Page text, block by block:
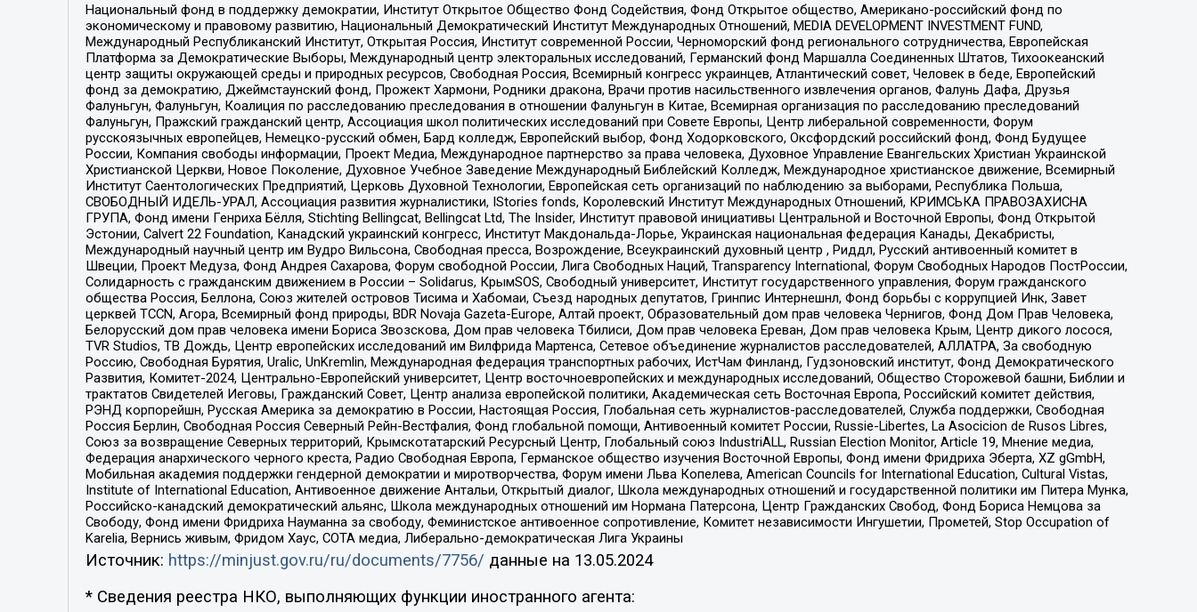
Национальный фонд в поддержку демократии, Институт Открытое Общество Фонд Содействия, Фонд Открытое общество, Американо-российский фонд по
экономическому и правовому развитию, Национальный Демократический Институт Международных Отношений, MEDIA DEVELOPMENT INVESTMENT FUND,
Международный Республиканский Институт, Открытая Россия, Институт современной России, Черноморский фонд регионального сотрудничества, Европейская
Платформа за Демократические Выборы, Международный центр электоральных исследований, Германский фонд Маршалла Соединенных Штатов, Тихоокеанский
центр защиты окружающей среды и природных ресурсов, Свободная Россия, Всемирный конгресс украинцев, Атлантический совет, Человек в беде, Европейский
фонд за демократию, Джеймстаунский фонд, Прожект Хармони, Родники дракона, Врачи против насильственного извлечения органов, Фалунь Дафа, Друзья
Фалуньгун, Фалуньгун, Коалиция по расследованию преследования в отношении Фалуньгун в Китае, Всемирная организация по расследованию преследований
Фалуньгун, Пражский гражданский центр, Ассоциация школ политических исследований при Совете Европы, Центр либеральной современности, Форум
русскоязычных европейцев, Немецко-русский обмен, Бард колледж, Европейский выбор, Фонд Ходорковского, Оксфордский российский фонд, Фонд Будущее
России, Компания свободы информации, Проект Медиа, Международное партнерство за права человека, Духовное Управление Евангельских Христиан Украинской
Христианской Церкви, Новое Поколение, Духовное Учебное Заведение Международный Библейский Колледж, Международное христианское движение, Всемирный
Институт Саентологических Предприятий, Церковь Духовной Технологии, Европейская сеть организаций по наблюдению за выборами, Республика Польша,
СВОБОДНЫЙ ИДЕЛЬ-УРАЛ, Ассоциация развития журналистики, IStories fonds, Королевский Институт Международных Отношений, КРИМСЬКА ПРАВОЗАХИСНА
ГРУПА, Фонд имени Генриха Бёлля, Stichting Bellingcat, Bellingcat Ltd, The Insider, Институт правовой инициативы Центральной и Восточной Европы, Фонд Открытой
Эстонии, Calvert 22 Foundation, Канадский украинский конгресс, Институт Макдональда-Лорье, Украинская национальная федерация Канады, Декабристы,
Международный научный центр им Вудро Вильсона, Свободная пресса, Возрождение, Всеукраинский духовный центр , Риддл, Русский антивоенный комитет в
Швеции, Проект Медуза, Фонд Андрея Сахарова, Форум свободной России, Лига Свободных Наций, Transparеncy International, Форум Свободных Народов ПостРоссии,
Солидарность с гражданским движением в России – Solidarus, КрымSOS, Свободный университет, Институт государственного управления, Форум гражданского
общества Россия, Беллона, Союз жителей островов Тисима и Хабомаи, Съезд народных депутатов, Гринпис Интернешнл, Фонд борьбы с коррупцией Инк, Завет
церквей TCCN, Агора, Всемирный фонд природы, BDR Novaja Gazeta-Europe, Алтай проект, Образовательный дом прав человека Чернигов, Фонд Дом Прав Человека,
Белорусский дом прав человека имени Бориса Звозскова, Дом прав человека Тбилиси, Дом прав человека Ереван, Дом прав человека Крым, Центр дикого лосося,
TVR Studios, ТВ Дождь, Центр европейских исследований им Вилфрида Мартенса, Сетевое объединение журналистов расследователей, АЛЛАТРА, За свободную
Россию, Свободная Бурятия, Uralic, UnKremlin, Международная федерация транспортных рабочих, ИстЧам Финланд, Гудзоновский институт, Фонд Демократического
Развития, Комитет-2024, Центрально-Европейский университет, Центр восточноевропейских и международных исследований, Общество Сторожевой башни, Библии и
трактатов Свидетелей Иеговы, Гражданский Совет, Центр анализа европейской политики, Академическая сеть Восточная Европа, Российский комитет действия,
РЭНД корпорейшн, Русская Америка за демократию в России, Настоящая Россия, Глобальная сеть журналистов-расследователей, Служба поддержки, Свободная
Россия Берлин, Свободная Россия Северный Рейн-Вестфалия, Фонд глобальной помощи, Антивоенный комитет России, Russie-Libertes, La Asocicion de Rusos Libres,
Союз за возвращение Северных территорий, Крымскотатарский Ресурсный Центр, Глобальный союз IndustriALL, Russian Election Monitor, Article 19, Мнение медиа,
Федерация анархического черного креста, Радио Свободная Европа, Германское общество изучения Восточной Европы, Фонд имени Фридриха Эберта, XZ gGmbH,
Мобильная академия поддержки гендерной демократии и миротворчества, Форум имени Льва Копелева, American Councils for International Education, Cultural Vistas,
Institute of International Education, Антивоенное движение Антальи, Открытый диалог, Школа международных отношений и государственной политики им Питера Мунка,
Российско-канадский демократический альянс, Школа международных отношений им Нормана Патерсона, Центр Гражданских Свобод, Фонд Бориса Немцова за
Свободу, Фонд имени Фридриха Науманна за свободу, Феминистское антивоенное сопротивление, Комитет независимости Ингушетии, Прометей, Stop Occupation of
Karelia, Вернись живым, Фридом Хаус, СОТА медиа, Либерально-демократическая Лига Украины
Источник: https://minjust.gov.ru/ru/documents/7756/ данные на 13.05.2024
* Сведения реестра НКО, выполняющих функции иностранного агента: